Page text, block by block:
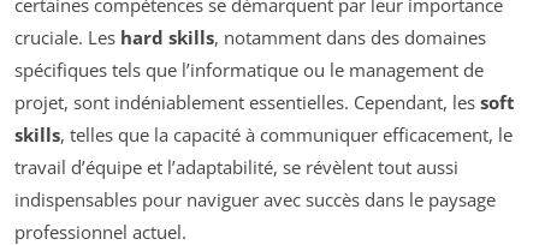
cruciale. Les hard skills, notamment dans des domaines
spécifiques tels que l’informatique ou le management de
projet, sont indéniablement essentielles. Cependant, les soft
skills, telles que la capacité à communiquer efficacement, le
travail d’équipe et l’adaptabilité, se révèlent tout aussi
indispensables pour naviguer avec succès dans le paysage
professionnel actuel.